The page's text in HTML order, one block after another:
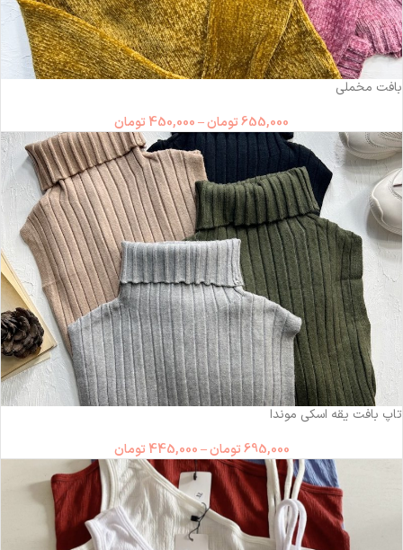
بافت مخملی
655,000تومان–
450,000 تومان
-36%
تاپ بافت یقه اسکی موندا
695,000تومان–
445,000 تومان